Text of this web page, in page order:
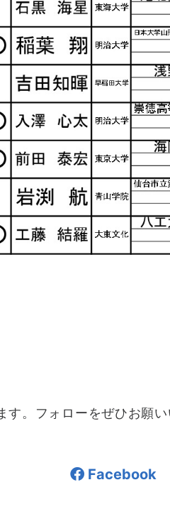
。フォローをぜひお願い
Facebook